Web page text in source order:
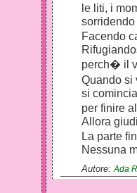
le liti, i
Facendo
perch� il
Quando si
si
per finire
Allora
La parte
Nessuna
Autore:Ada